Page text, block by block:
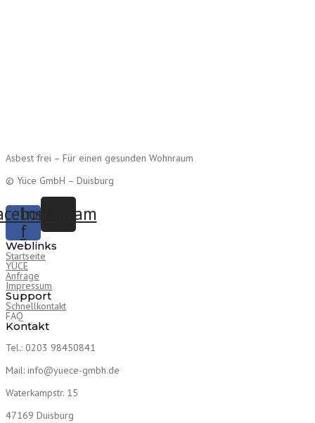
Asbest frei – Für einen gesunden Wohnraum
© Yüce GmbH – Duisburg
f
Instagram
Weblinks
Startseite
YÜCE
Anfrage
Impressum
Support
Schnellkontakt
FAQ
Kontakt
Tel.: 0203 98450841
Mail: info@yuece-gmbh.de
Waterkampstr. 15
47169 Duisburg